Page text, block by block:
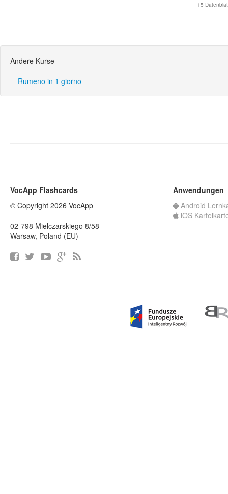
15
Andere Kurse
Rumeno in 1 giorno
VocApp Flashcards
© Copyright 2026 VocApp
02-798 Mielczarskiego 8/58
Warsaw, Poland (EU)
Anwendungen
Android
iOS